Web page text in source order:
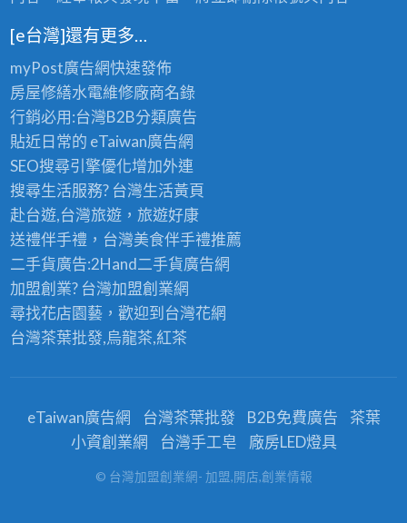
[e台灣]還有更多…
myPost廣告網快速發佈
房屋修繕水電維修廠商名錄
行銷必用:台灣B2B分類廣告
貼近日常的 eTaiwan廣告網
SEO搜尋引擎優化增加外連
搜尋生活服務? 台灣生活黃頁
赴台遊,台灣旅遊，旅遊好康
送禮伴手禮，台灣美食伴手禮推薦
二手貨廣告:2Hand二手貨廣告網
加盟創業? 台灣加盟創業網
尋找花店園藝，歡迎到台灣花網
台灣茶葉批發,烏龍茶,紅茶
eTaiwan廣告網 台灣茶葉批發 B2B免費廣告
茶葉
小資創業網
台灣手工皂 廠房LED燈具
© 台灣加盟創業網- 加盟,開店,創業情報